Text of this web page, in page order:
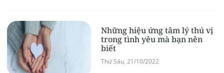
Những hiệu ứng tâm lý thú vị
trong tình yêu mà bạn nên
biết
Thứ Sáu, 21/10/2022